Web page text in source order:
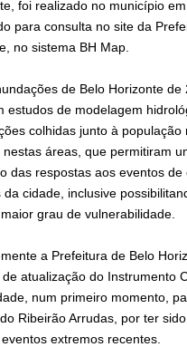
foi realizado no município
para consulta no site da
no sistema BH Map.
de Belo Horizonte de
estudos de modelagem
colhidas junto à população
áreas, que permitiram
das respostas aos eventos de
da cidade, inclusive
grau de vulnerabilidade.
a Prefeitura de Belo
atualização do Instrumento
num primeiro momento,
Ribeirão Arrudas, por ter
extremos recentes.